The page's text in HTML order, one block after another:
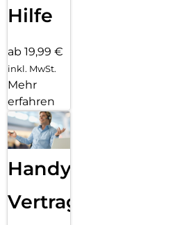
Hilfe
ab 19,99 €
inkl. MwSt.
Mehr
erfahren
Handy
Vertragsabwicklung